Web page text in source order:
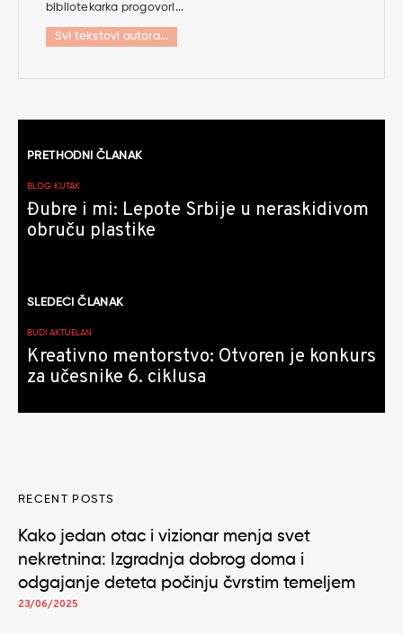
bibliotekarka progovori...
Svi tekstovi autora...
članaka
PRETHODNI ČLANAK
BLOG KUTAK
Đubre i mi: Lepote Srbije u neraskidivom
obruču plastike
SLEDEĆI ČLANAK
BUDI AKTUELAN
Kreativno mentorstvo: Otvoren je konkurs
za učesnike 6. ciklusa
RECENT POSTS
Kako jedan otac i vizionar menja svet
nekretnina: Izgradnja dobrog doma i
odgajanje deteta počinju čvrstim temeljem
23/06/2025